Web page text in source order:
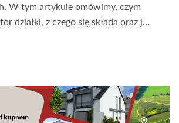
W tym artykule omówimy, czym
działki, z czego się składa oraz jak
za pomocą interaktywnej geo